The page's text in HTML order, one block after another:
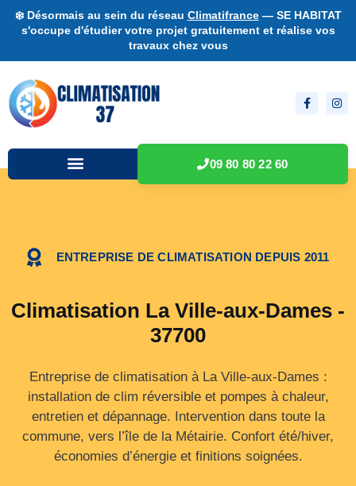
❄️ Désormais au sein du réseau Climatifrance— SE HABITAT
s'occupe d'étudier votre projet gratuitement et réalise vos
travaux chez vous
09 80 80 22 60
ENTREPRISE DE CLIMATISATION DEPUIS 2011
Climatisation La Ville-aux-Dames -
37700
Entreprise de climatisation à La Ville-aux-Dames :
installation de clim réversible et pompes à chaleur,
entretien et dépannage. Intervention dans toute la
commune, vers l’île de la Métairie. Confort été/hiver,
économies d’énergie et finitions soignées.